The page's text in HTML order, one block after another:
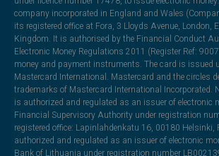
company incorporated in England and Wales
its registered office at Fora, 3 Lloyds Avenue, London,
Kingdom. It is authorised by the Financial Conduct
Electronic Money Regulations 2011 (Register Ref:
money and payment instruments. The card is issued
Mastercard International. Mastercard and the circles
trademarks of Mastercard International Incorporated.
is authorized and regulated as an issuer of electronic
Financial Supervisory Authority under registration
registered office: Lapinlahdenkatu 16, 00180
authorized and regulated as an issuer of electronic
Bank of Lithuania under registration number